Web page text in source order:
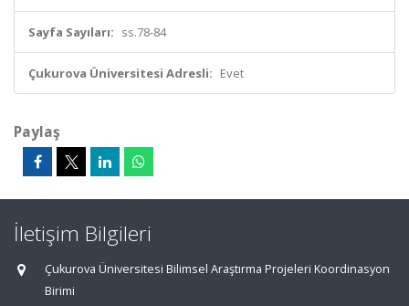
Sayfa Sayıları: ss.78-84
Çukurova Üniversitesi Adresli: Evet
Paylaş
İletişim Bilgileri
Çukurova Üniversitesi Bilimsel Araştırma Projeleri Koordinasyon
Birimi